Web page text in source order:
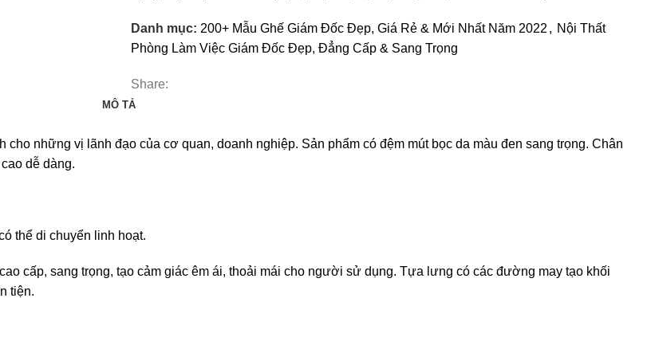
Danh mục: 200+ Mẫu Ghế Giám Đốc Đẹp, Giá Rẻ & Mới Nhất Năm 2022 , Nội Thất
Phòng Làm Việc Giám Đốc Đẹp, Đẳng Cấp & Sang Trọng
Share:
MÔ TẢ
cho những vị lãnh đạo của cơ quan, doanh nghiệp. Sản phẩm có đệm mút bọc da màu đen sang trọng. Chân
dễ dàng.
thể di chuyển linh hoạt.
cấp, sang trọng, tạo cảm giác êm ái, thoải mái cho người sử dụng. Tựa lưng có các đường may tạo khối
tiện.